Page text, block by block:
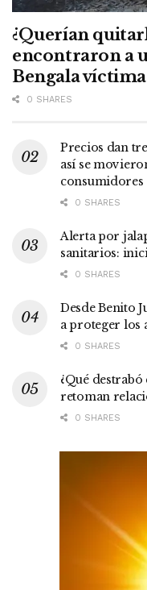
¿Querían
encontraron a
Bengala
0 SHARES
Precios dan
así se
consumidores
0 SHARES
Alerta por
sanitarios:
0 SHARES
Desde Benito
a proteger los
0 SHARES
¿Qué
retoman
0 SHARES